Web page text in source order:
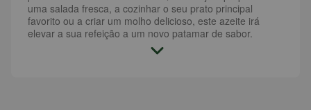
uma salada fresca, a cozinhar o seu prato principal
favorito ou a criar um molho delicioso, este azeite irá
elevar a sua refeição a um novo patamar de sabor.